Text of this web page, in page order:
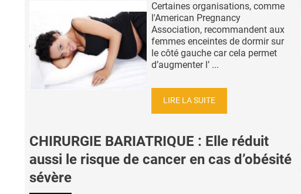
Certaines organisations, comme
l'American Pregnancy
Association, recommandent aux
femmes enceintes de dormir sur
le côté gauche car cela permet
d’augmenter l’ ...
LIRE LA SUITE
CHIRURGIE BARIATRIQUE : Elle réduit
aussi le risque de cancer en cas d’obésité
sévère